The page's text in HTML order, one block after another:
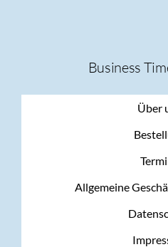
Business
Über
Allgemeine